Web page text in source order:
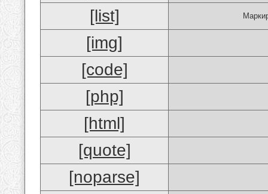
[list]
[img]
[code]
[php]
[html]
[quote]
[noparse]